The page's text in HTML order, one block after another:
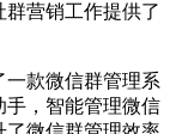
营销工作提供了
款微信群管理系
手，智能管理微信